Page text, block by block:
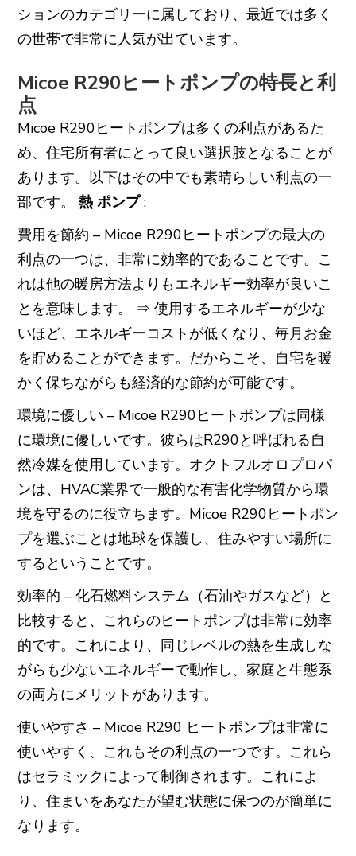
ションのカテゴリーに属しており、最近では多く
の世帯で非常に人気が出ています。
Micoe R290ヒートポンプの特長と利
点
Micoe R290ヒートポンプは多くの利点があるた
め、住宅所有者にとって良い選択肢となることが
あります。以下はその中でも素晴らしい利点の一
部です。 熱 ポンプ:
費用を節約 – Micoe R290ヒートポンプの最大の
利点の一つは、非常に効率的であることです。こ
れは他の暖房方法よりもエネルギー効率が良いこ
とを意味します。 ⇒ 使用するエネルギーが少な
いほど、エネルギーコストが低くなり、毎月お金
を貯めることができます。だからこそ、自宅を暖
かく保ちながらも経済的な節約が可能です。
環境に優しい – Micoe R290ヒートポンプは同様
に環境に優しいです。彼らはR290と呼ばれる自
然冷媒を使用しています。オクトフルオロプロパ
ンは、HVAC業界で一般的な有害化学物質から環
境を守るのに役立ちます。Micoe R290ヒートポン
プを選ぶことは地球を保護し、住みやすい場所に
するということです。
効率的 – 化石燃料システム（石油やガスなど）と
比較すると、これらのヒートポンプは非常に効率
的です。これにより、同じレベルの熱を生成しな
がらも少ないエネルギーで動作し、家庭と生態系
の両方にメリットがあります。
使いやすさ – Micoe R290 ヒートポンプは非常に
使いやすく、これもその利点の一つです。これら
はセラミックによって制御されます。これによ
り、住まいをあなたが望む状態に保つのが簡単に
なります。